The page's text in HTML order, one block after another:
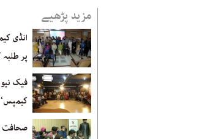
مزید پڑھیے
انڈی
پر
فیک
کیمپس‘
صحافت